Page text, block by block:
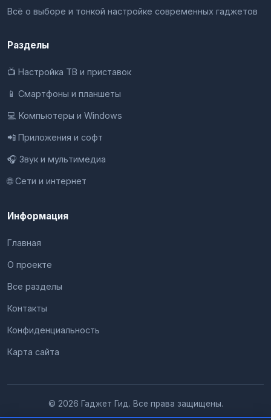
Всё о выборе и тонкой настройке современных гаджетов
Разделы
📺 Настройка ТВ и приставок
📱 Смартфоны и планшеты
💻 Компьютеры и Windows
📲 Приложения и софт
🎧 Звук и мультимедиа
🌐 Сети и интернет
Информация
Главная
О проекте
Все разделы
Контакты
Конфиденциальность
Карта сайта
© 2026 Гаджет Гид. Все права защищены.